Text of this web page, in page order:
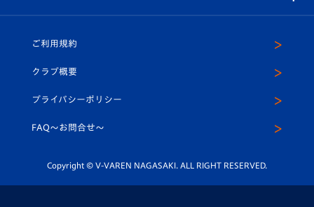
ホームタウン
平和祈念活動
ホームタウン活動
U-18
スクール
ヴィヴィくんインスタグラム
公式LINE＠
ご利用規約
クラブ概要
プライバシーポリシー
FAQ〜お問合せ〜
Copyright © V-VAREN NAGASAKI. ALL RIGHT RESERVED.